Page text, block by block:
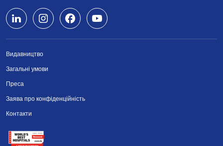
Українська
English
Srpski
Видавництво
Загальні умови
Преса
Заява про конфіденційність
Контакти